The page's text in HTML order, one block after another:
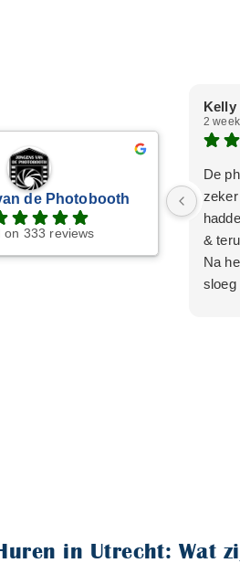
de Photobooth
on 333 reviews
Kelly
2
De
&
Na
sloeg
Wat
een
in Utrecht: Wat